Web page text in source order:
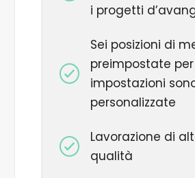
i progetti
Sei posizioni di
preimpostate per
impostazioni
personalizzate
Lavorazione di
qualità